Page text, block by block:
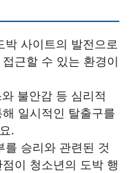
박 사이트의 발전으로
근할 수 있는 환경이
불안감 등 심리적
일시적인 탈출구를
.
를 승리와 관련된 것
이 청소년의 도박 행